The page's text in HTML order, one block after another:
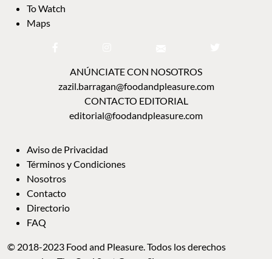
To Watch
Maps
ANÚNCIATE CON NOSOTROS
zazil.barragan@foodandpleasure.com
CONTACTO EDITORIAL
editorial@foodandpleasure.com
Aviso de Privacidad
Términos y Condiciones
Nosotros
Contacto
Directorio
FAQ
© 2018-2023 Food and Pleasure. Todos los derechos